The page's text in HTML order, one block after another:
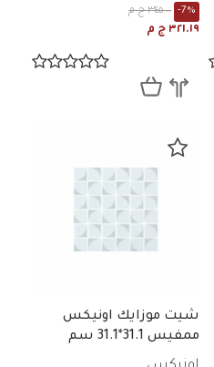
٣٤٥.٠٠ ج م -7%
٣٢١.١٩ ج م
شيت موزايك اونيكس
ممفيس 31.1*31.1 سم
شكل هندسى رمادي فاتح *